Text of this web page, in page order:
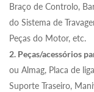
Braço de Controlo,
do Sistema de
Peças do Motor, etc.
2. Peças/acessórios
ou Almag, Placa de
Suporte Traseiro,